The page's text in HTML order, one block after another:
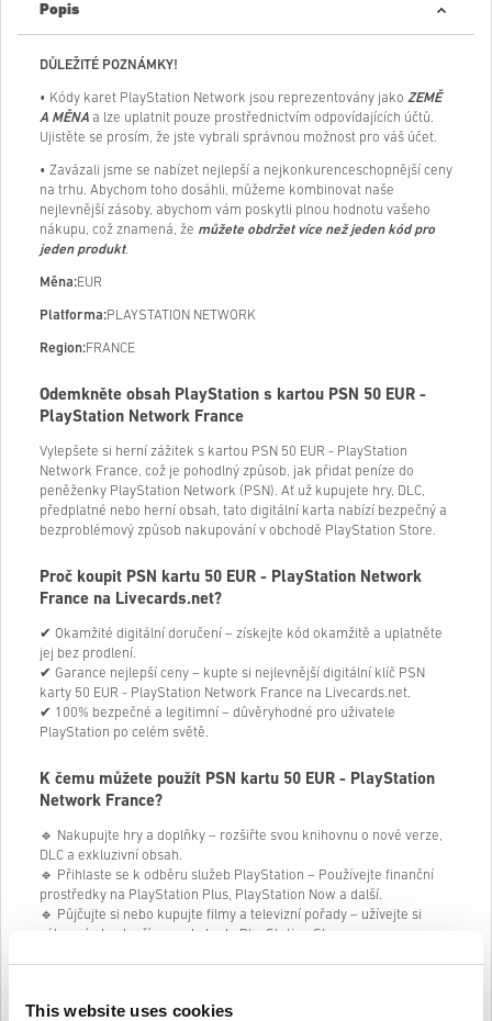
This website uses cookies
Popis
DŮLEŽITÉ POZNÁMKY!
• Kódy karet PlayStation Network jsou reprezentovány jako ZEMĚ
A MĚNA a lze uplatnit pouze prostřednictvím odpovídajících účtů.
Ujistěte se prosím, že jste vybrali správnou možnost pro váš účet.
• Zavázali jsme se nabízet nejlepší a nejkonkurenceschopnější ceny
na trhu. Abychom toho dosáhli, můžeme kombinovat naše
nejlevnější zásoby, abychom vám poskytli plnou hodnotu vašeho
nákupu, což znamená, že můžete obdržet více než jeden kód pro
jeden produkt.
Měna:EUR
Platforma:PLAYSTATION NETWORK
Region:FRANCE
Odemkněte obsah PlayStation s kartou PSN 50 EUR -
PlayStation Network France
Vylepšete si herní zážitek s kartou PSN 50 EUR - PlayStation
Network France, což je pohodlný způsob, jak přidat peníze do
peněženky PlayStation Network (PSN). Ať už kupujete hry, DLC,
předplatné nebo herní obsah, tato digitální karta nabízí bezpečný a
bezproblémový způsob nakupování v obchodě PlayStation Store.
Proč koupit PSN kartu 50 EUR - PlayStation Network
France na Livecards.net?
✔ Okamžité digitální doručení – získejte kód okamžitě a uplatněte
jej bez prodlení.
✔ Garance nejlepší ceny – kupte si nejlevnější digitální klíč PSN
karty 50 EUR - PlayStation Network France na Livecards.net.
✔ 100% bezpečné a legitimní – důvěryhodné pro uživatele
PlayStation po celém světě.
K čemu můžete použít PSN kartu 50 EUR - PlayStation
Network France?
🔹 Nakupujte hry a doplňky – rozšiřte svou knihovnu o nové verze,
DLC a exkluzivní obsah.
🔹 Přihlaste se k odběru služeb PlayStation – Používejte finanční
prostředky na PlayStation Plus, PlayStation Now a další.
🔹 Půjčujte si nebo kupujte filmy a televizní pořady – užívejte si
zábavný obsah přímo z obchodu PlayStation Store.